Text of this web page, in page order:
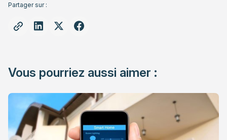
Partager sur :
Vous pourriez aussi aimer :